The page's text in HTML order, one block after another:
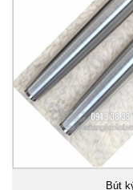
Bút